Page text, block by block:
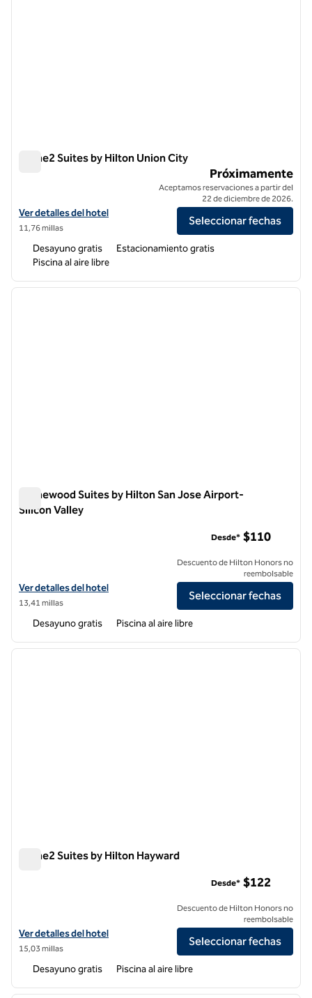
Home2 Suites by Hilton Union City
Ver detalles del hotel para Home2 Suites by Hilton Union City
Ver detalles del hotel
11,76 millas
Próximamente
Aceptamos reservaciones a partir del
22 de diciembre de 2026.
Seleccionar fechas
Desayuno gratis
Estacionamiento gratis
Piscina al aire libre
1 de 12
Homewood Suites by Hilton San Jose Airport-
Silicon Valley
Ver detalles del hotel Homewood Suites by Hilton San Jose Airport-
Ver detalles del hotel
13,41 millas
Desde* $110
Descuento de Hilton Honors no
reembolsable
Seleccionar fechas
Desayuno gratis Piscina al aire libre
1 de 6
Home2 Suites by Hilton Hayward
Ver detalles del hotel para Home2 Suites by Hilton Hayward
Ver detalles del hotel
15,03 millas
Desde* $122
Descuento de Hilton Honors no
reembolsable
Seleccionar fechas
Desayuno gratis Piscina al aire libre